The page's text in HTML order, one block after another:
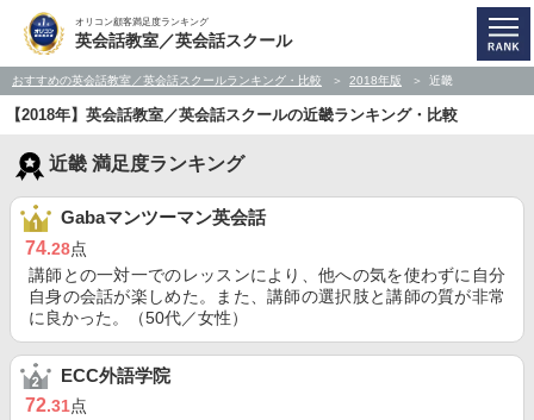
オリコン顧客満足度ランキング
英会話教室／英会話スクール
おすすめの英会話教室／英会話スクールランキング・比較 2018年版 近畿
【2018年】英会話教室／英会話スクールの近畿ランキング・比較
近畿 満足度ランキング
Gabaマンツーマン英会話
74.28点
講師との一対一でのレッスンにより、他への気を使わずに自分
自身の会話が楽しめた。また、講師の選択肢と講師の質が非常
に良かった。（50代／女性）
ECC外語学院
72.31点